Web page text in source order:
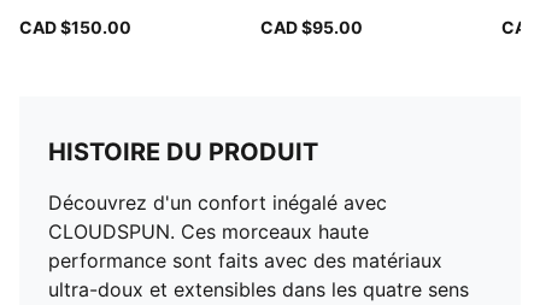
CAD $150.00 CAD $95.00
HISTOIRE DU PRODUIT
Découvrez d'un confort inégalé avec
CLOUDSPUN. Ces morceaux haute
performance sont faits avec des matériaux
ultra-doux et extensibles dans les quatre sens